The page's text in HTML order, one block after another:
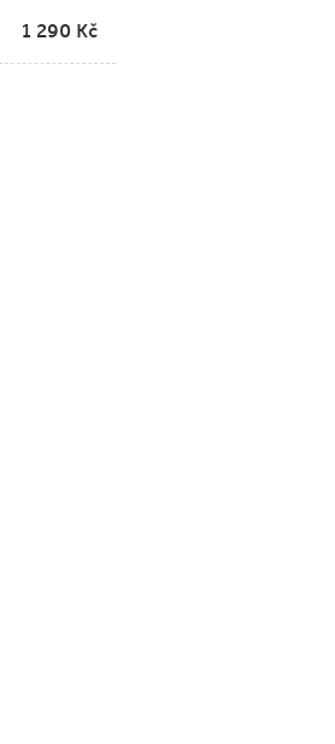
1 290 Kč